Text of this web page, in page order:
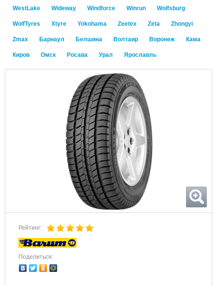
WestLake Wideway Windforce Winrun Wolfsburg
WolfTyres Xtyre Yokohama Zeetex Zeta Zhongyi
Zmax Барнаул Белшина Волтаир Воронеж Кама
Киров Омск Росава Урал Ярославль
Рейтинг:
Поделиться: